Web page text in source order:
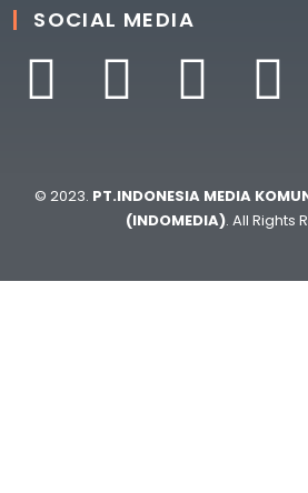
SOCIAL MEDIA
© 2023. PT.INDONESIA MEDIA
(INDOMEDIA). All Rights